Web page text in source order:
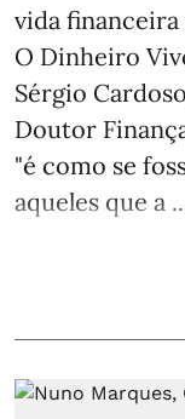
vida financeira
O Dinheiro
Sérgio
Doutor
"é como se
aqueles que a